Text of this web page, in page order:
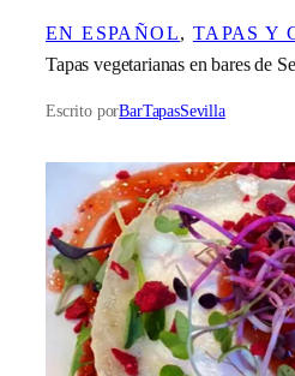
EN ESPAÑOL, TAPAS Y
Tapas vegetarianas en bares de
Escrito porBarTapasSevilla